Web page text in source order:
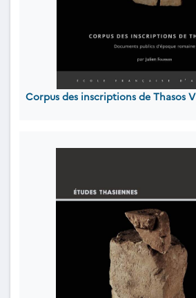
Corpus des inscriptions de Thasos V